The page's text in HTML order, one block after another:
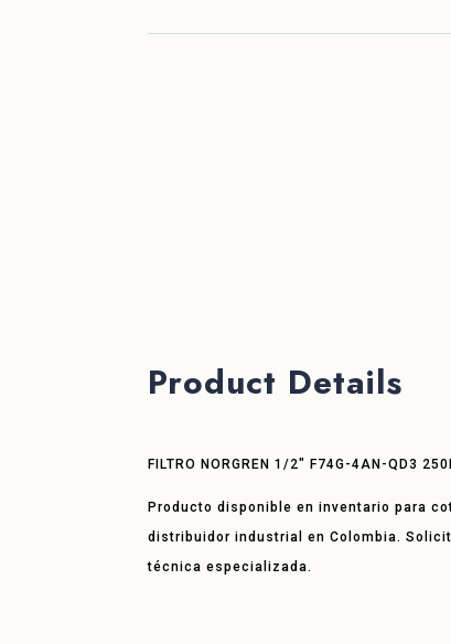
Product Details
FILTRO NORGREN 1/2″ F74G-4AN-QD3
Producto disponible en inventario para
distribuidor industrial en Colombia.
técnica especializada.